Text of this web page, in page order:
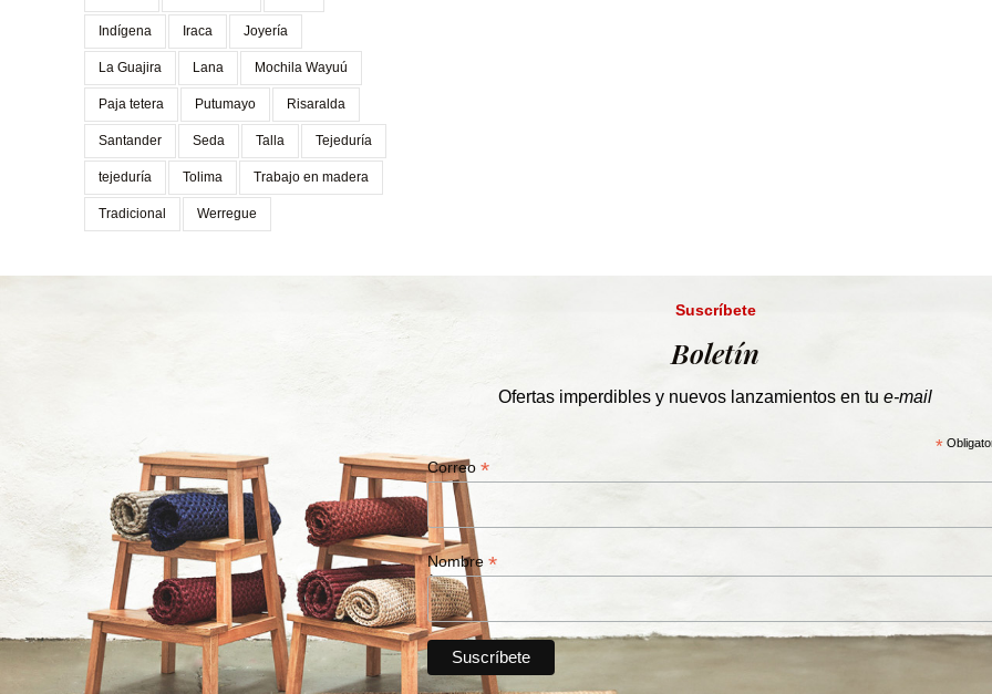
Indígena Iraca Joyería
La Guajira Lana Mochila Wayuú
Paja tetera Putumayo Risaralda
Santander Seda Talla Tejeduría
tejeduría Tolima Trabajo en madera
Tradicional Werregue
Suscríbete
Boletín
Ofertas imperdibles y nuevos lanzamientos en tu e-mail
*
Correo *
Nombre *